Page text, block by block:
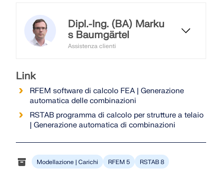
FEM per collegamenti in acciaio
completamente integrato in RFEM 6 per flussi di
lavoro strutturali più veloci e precisi.
Dipl.-Ing. (BA) Marku
s Baumgärtel
Assistenza clienti
Link
RFEM software di calcolo FEA | Generazione
automatica delle combinazioni
RSTAB programma di calcolo per strutture a telaio
| Generazione automatica di combinazioni
Modellazione | Carichi RFEM 5 RSTAB 8